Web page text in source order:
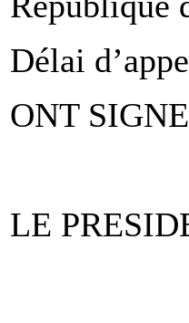
Délai
ONT SIGNE
LE